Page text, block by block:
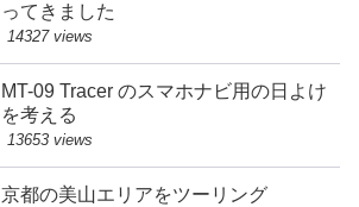
ってきました
14327 views
MT-09 Tracer のスマホナビ用の日よけ
を考える
13653 views
京都の美山エリアをツーリング